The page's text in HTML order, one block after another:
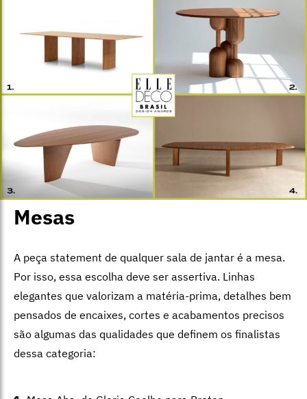
Mesas
A peça statement de qualquer sala de jantar é a mesa.
Por isso, essa escolha deve ser assertiva. Linhas
elegantes que valorizam a matéria-prima, detalhes bem
pensados de encaixes, cortes e acabamentos precisos
são algumas das qualidades que definem os finalistas
dessa categoria: